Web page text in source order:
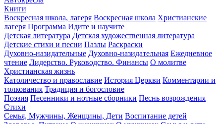
Книги
Воскресная школа, лагеря Воскресная школа Христианские
лагеря Программа Идите и научите
Детская литература Детская художественная литература
Детские стихи и песни Пазлы Раскраски
Духовно-назидательные Духовно-назидательная Ежедневное
чтение Лидерство. Руководство. Финансы О молитве
Христианская жизнь
Католичество и православие История Церкви Комментарии и
толкования Традиция и богословие
Поэзия Песенники и нотные сборники Песнь возрождения
Стихи
Семья, Мужчины, Женщины, Дети Воспитание детей